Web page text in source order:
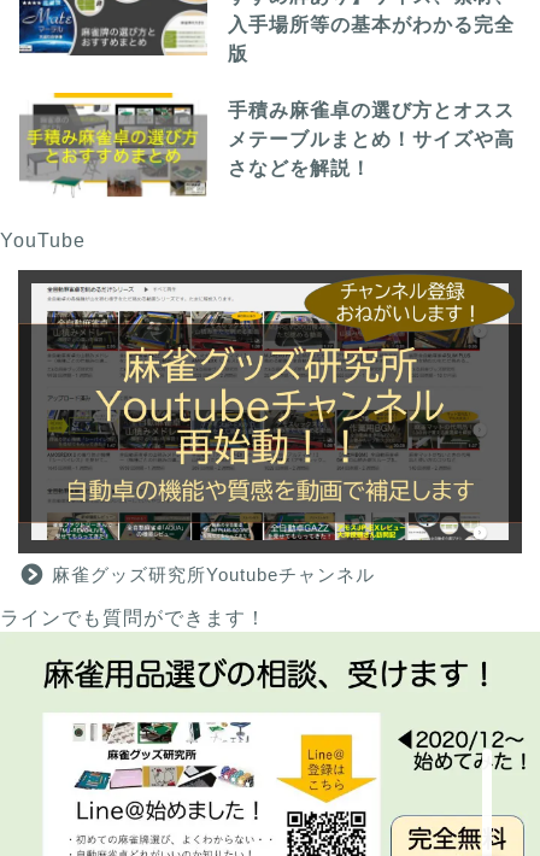
麻雀グッズ研究所のサイ
トマップ
問い合わせ
おすすめ
入手場所等の基本がわかる完全
版
手積み麻雀卓の選び方とオスス
メテーブルまとめ！サイズや高
さなどを解説！
YouTube
麻雀グッズ研究所Youtubeチャンネル
ラインでも質問ができます！